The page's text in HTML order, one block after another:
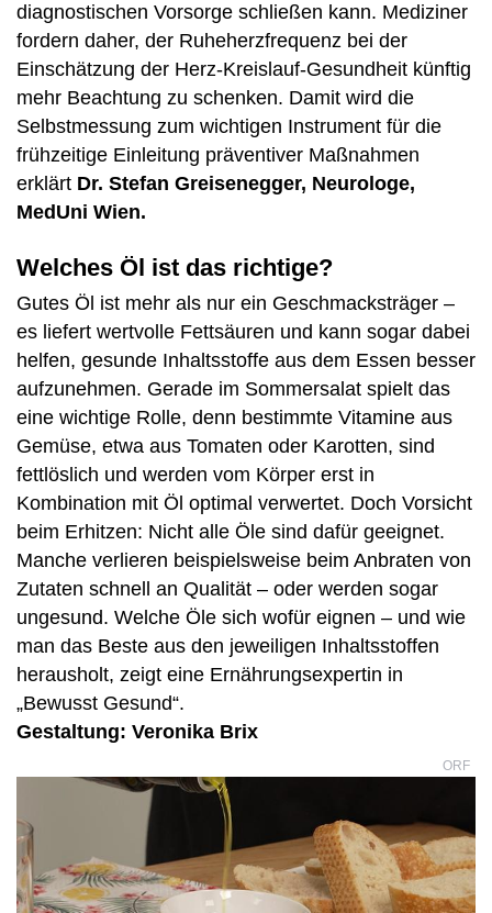
diagnostischen Vorsorge schließen kann. Mediziner
fordern daher, der Ruheherzfrequenz bei der
Einschätzung der Herz-Kreislauf-Gesundheit künftig
mehr Beachtung zu schenken. Damit wird die
Selbstmessung zum wichtigen Instrument für die
frühzeitige Einleitung präventiver Maßnahmen
erklärt Dr. Stefan Greisenegger, Neurologe,
MedUni Wien.
Welches Öl ist das richtige?
Gutes Öl ist mehr als nur ein Geschmacksträger –
es liefert wertvolle Fettsäuren und kann sogar dabei
helfen, gesunde Inhaltsstoffe aus dem Essen besser
aufzunehmen. Gerade im Sommersalat spielt das
eine wichtige Rolle, denn bestimmte Vitamine aus
Gemüse, etwa aus Tomaten oder Karotten, sind
fettlöslich und werden vom Körper erst in
Kombination mit Öl optimal verwertet. Doch Vorsicht
beim Erhitzen: Nicht alle Öle sind dafür geeignet.
Manche verlieren beispielsweise beim Anbraten von
Zutaten schnell an Qualität – oder werden sogar
ungesund. Welche Öle sich wofür eignen – und wie
man das Beste aus den jeweiligen Inhaltsstoffen
herausholt, zeigt eine Ernährungsexpertin in
„Bewusst Gesund“.
Gestaltung: Veronika Brix
ORF